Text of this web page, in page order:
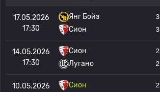
17.05.2026
17:30
Янг Бойз
Сион
3
3
14.05.2026
17:30
Сион
Лугано
2
2
10.05.2026
Сион
2